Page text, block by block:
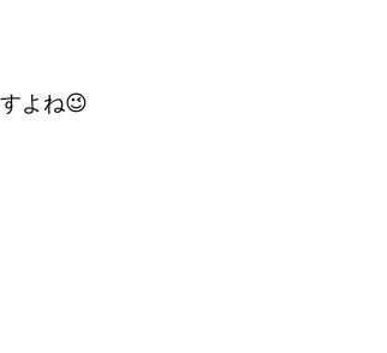
よね😉